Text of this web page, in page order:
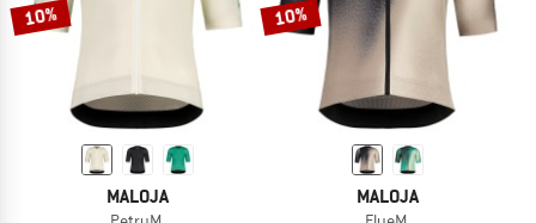
10%
MALOJA
10%
MALOJA